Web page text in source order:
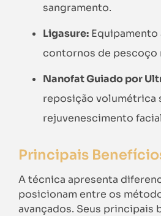
sangramento.
Ligasure: Equipamento
contornos de pescoço
Nanofat Guiado por
reposição volumétrica
rejuvenescimento
Principais
A técnica apresenta
posicionam entre os
avançados. Seus principais